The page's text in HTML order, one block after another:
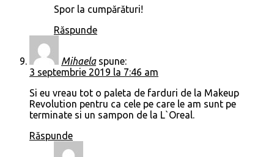
Spor la cumpărături!
Răspunde
Mihaela spune:
3 septembrie 2019 la 7:46 am
Si eu vreau tot o paleta de farduri de la Makeup
Revolution pentru ca cele pe care le am sunt pe
terminate si un sampon de la L`Oreal.
Răspunde